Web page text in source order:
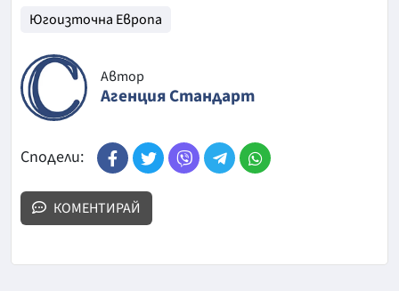
Югоизточна Европа
Автор
Агенция Стандарт
Сподели:
КОМЕНТИРАЙ